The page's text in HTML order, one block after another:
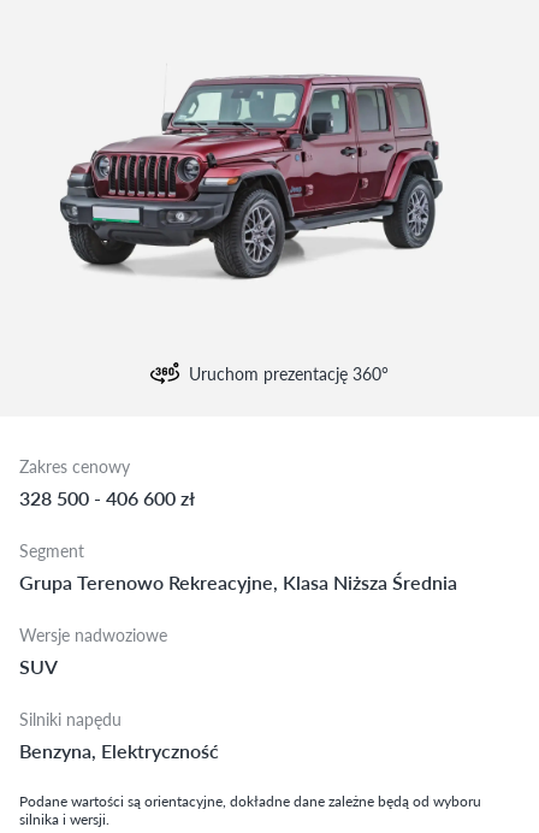
Uruchom prezentację 360°
Zakres cenowy
328 500 - 406 600 zł
Segment
Grupa Terenowo Rekreacyjne, Klasa Niższa Średnia
Wersje nadwoziowe
SUV
Silniki napędu
Benzyna, Elektryczność
Podane wartości są orientacyjne, dokładne dane zależne będą od wyboru
silnika i wersji.